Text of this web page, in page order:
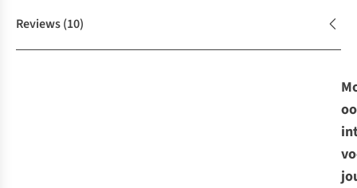
Reviews(10)